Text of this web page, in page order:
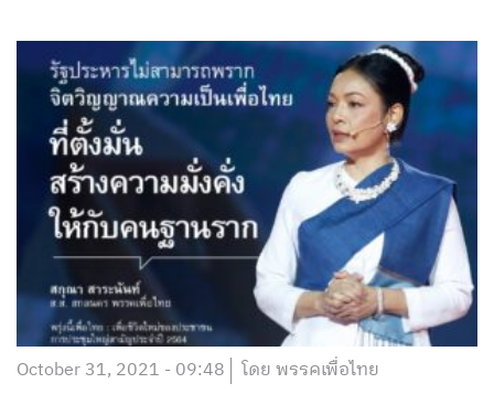
October 31, 2021 - 09:48 โดย พรรคเพื่อไทย